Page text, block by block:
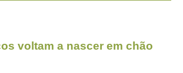
voltam a nascer em chão